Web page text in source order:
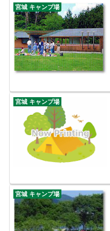
宮城 キャンプ場
宮城 キャンプ場
宮城 キャンプ場